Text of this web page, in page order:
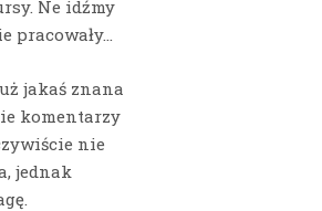
Ne idźmy
jakaś znana
komentarzy
nie
jednak